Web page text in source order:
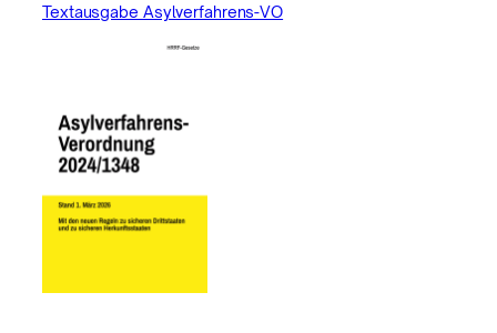
Textausgabe Asylverfahrens-VO